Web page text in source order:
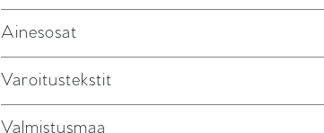
Ainesosat
Varoitustekstit
Valmistusmaa